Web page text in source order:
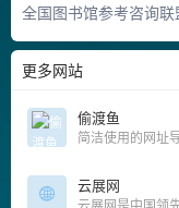
全国图书馆参考咨询联
更多网站
偷渡鱼
简洁使用的网址
云展网